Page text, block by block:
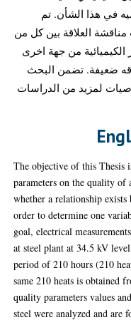
في هذا الشأن. تم
مناقشة العلاقة بين كل من
الكيميائية من جهة اخرى
ضعيفة. تضمن البحث
لمزيد من الدراسات
The objective of this Thesis
parameters on the quality of
whether a relationship
order to determine one
goal, electrical
at steel plant at 34.5 kV
period of 210 hours (210
same 210 heats is obtained
quality parameters values
steel were analyzed and